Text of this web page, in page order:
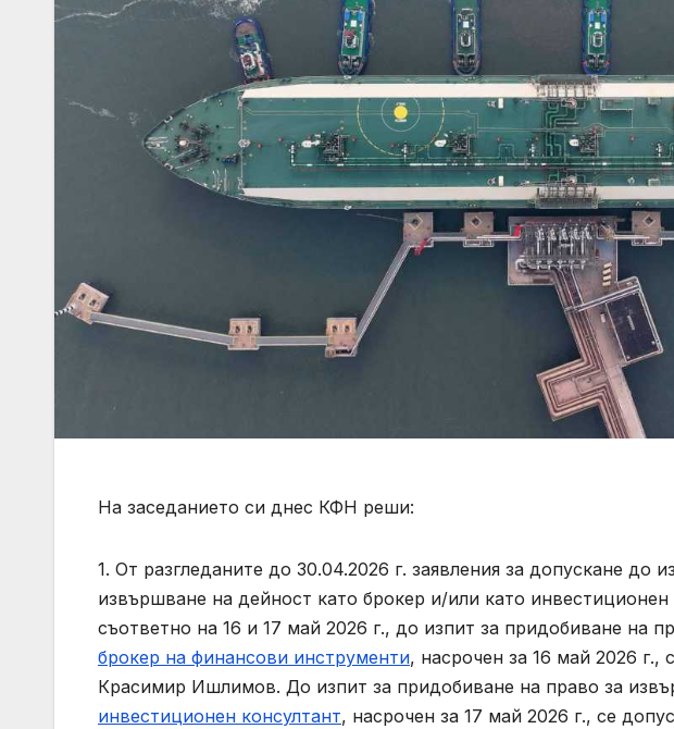
На заседанието си днес КФН реши:
1. От разгледаните до 30.04.2026 г. заявления за допускане до
извършване на дейност като брокер и/или като
съответно на 16 и 17 май 2026 г., до изпит за придобиване на
брокер на финансови инструменти, насрочен за 16 май 2026 г.,
Красимир Ишлимов. До изпит за придобиване на право за
инвестиционен консултант, насрочен за 17 май 2026 г., се